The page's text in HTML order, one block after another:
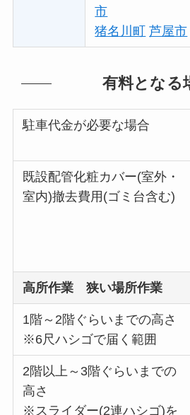
市
猪名川町
芦屋市
有料となる
駐車代金が必要な場合
既設配管化粧カバー(室外・
室内)撤去費用(ゴミ台含む)
高所作業 狭い場所作業
1階～2階ぐらいまでの高さ
※6尺ハシゴで届く範囲
2階以上～3階ぐらいまでの
高さ
※スライダー(2連ハシゴ)を